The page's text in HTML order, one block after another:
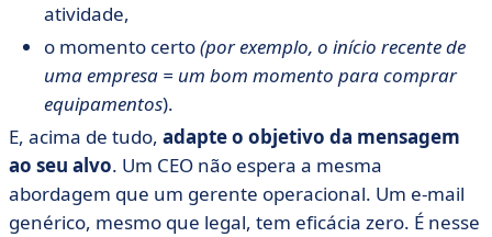
atividade,
o momento certo(por exemplo, o início recente de
uma empresa = um bom momento para comprar
equipamentos).
E, acima de tudo, adapte o objetivo da mensagem
ao seu alvo. Um CEO não espera a mesma
abordagem que um gerente operacional. Um e-mail
genérico, mesmo que legal, tem eficácia zero. É nesse